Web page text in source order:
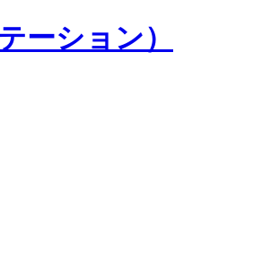
ーション）